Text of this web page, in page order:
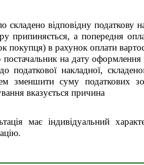
відповідну податкову
припиняється, а попередня
покупця) в рахунок оплати
на дату
податкової накладної,
зменшити суму податкових
вказується причина
має індивідуальний